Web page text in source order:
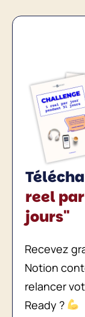
reel
jours"
Recevez
Notion
relancer
Ready ?